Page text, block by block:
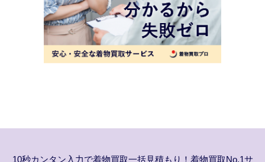
10秒カンタン入力で着物買取一括見積もり！着物買取No.1サ